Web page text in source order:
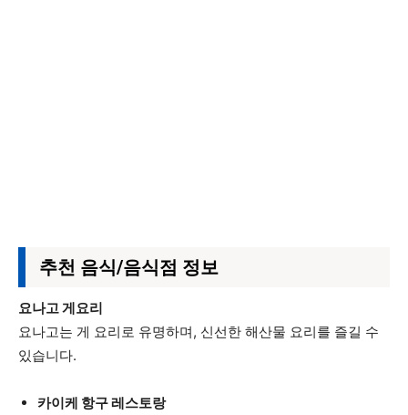
추천 음식/음식점 정보
요나고 게요리
요나고는 게 요리로 유명하며, 신선한 해산물 요리를 즐길 수
있습니다.
카이케 항구 레스토랑